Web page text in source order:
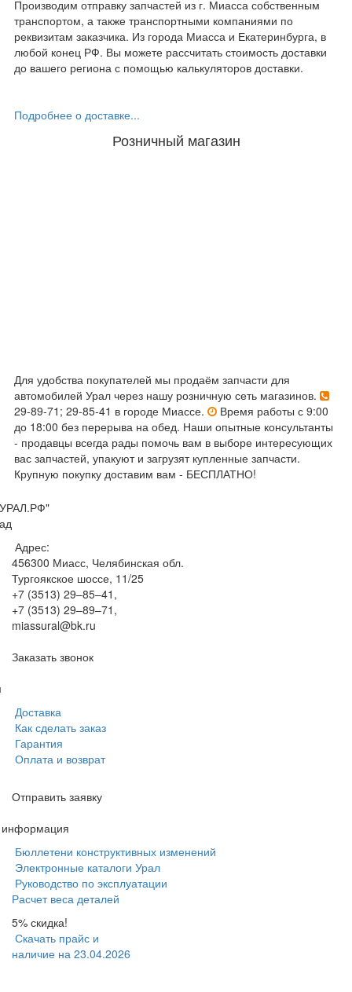
Производим отправку запчастей из г. Миасса собственным
транспортом, а также транспортными компаниями по
реквизитам заказчика. Из города Миасса и Екатеринбурга, в
любой конец РФ. Вы можете рассчитать стоимость доставки
до вашего региона с помощью калькуляторов доставки.
Подробнее о доставке...
Розничный магазин
Для удобства покупателей мы продаём запчасти для
автомобилей Урал через нашу розничную сеть магазинов.
29-89-71; 29-85-41 в городе Миассе.
Время работы с 9:00
до 18:00 без перерыва на обед. Наши опытные консультанты
- продавцы всегда рады помочь вам в выборе интересующих
вас запчастей, упакуют и загрузят купленные запчасти.
Крупную покупку доставим вам - БЕСПЛАТНО!
Адрес:
456300 Миасс, Челябинская обл.
Тургоякское шоссе, 11/25
+7 (3513) 29–85–41 ,
+7 (3513) 29–89–71 ,
miassural@bk.ru
Заказать звонок
Доставка
Как сделать заказ
Гарантия
Оплата и возврат
Отправить заявку
информация
Бюллетени конструктивных изменений
Электронные каталоги Урал
Руководство по эксплуатации
Расчет веса деталей
5% скидка!
Скачать прайс и
наличие на 23.04.2026